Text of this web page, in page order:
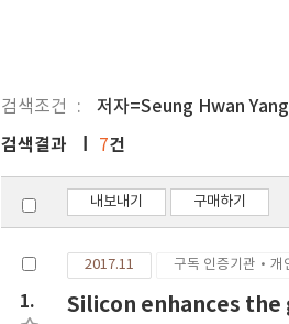
검색조건 저자=Seung Hwan Yang
검색결과 7건
내보내기 구매하기
1.
2017.11 구독 인증기관·개
Silicon enhances